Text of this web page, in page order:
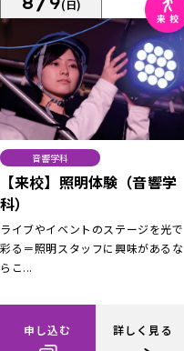
(日)
音響学科
【来校】照明体験（音響学
科）
ライブやイベントのステージを光で
彩る＝照明スタッフに興味があるな
らこ...
申し込む 詳しく見る